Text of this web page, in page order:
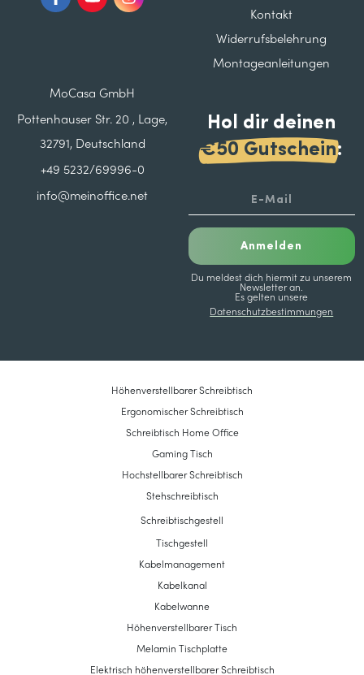
Kontakt
Widerrufsbelehrung
Montageanleitungen
MoCasa GmbH
Pottenhauser Str. 20 , Lage,
32791, Deutschland
+49 5232/69996-0
info@meinoffice.net
Hol dir deinen
€50 Gutschein:
Anmelden
Du meldest dich hiermit zu unserem
Newsletter an.
Es gelten unsere
Datenschutzbestimmungen
Höhenverstellbarer Schreibtisch
Ergonomischer Schreibtisch
Schreibtisch Home Office
Gaming Tisch
Hochstellbarer Schreibtisch
Stehschreibtisch
Schreibtischgestell
Tischgestell
Kabelmanagement
Kabelkanal
Kabelwanne
Höhenverstellbarer Tisch
Melamin Tischplatte
Elektrisch höhenverstellbarer Schreibtisch